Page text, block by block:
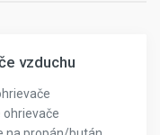
vzduchu
ohrievače